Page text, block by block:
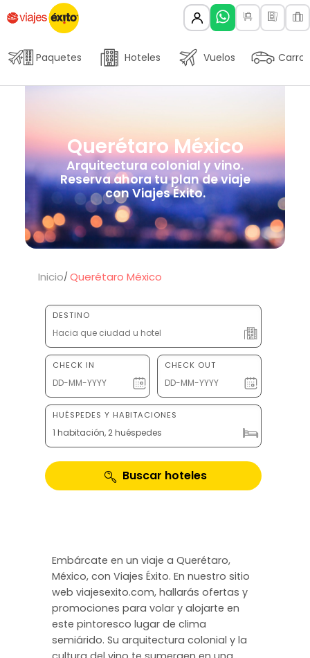
Paquetes Hoteles Vuelos Carros
Querétaro México
Arquitectura colonial y vino.
Reserva ahora tu plan de viaje
con Viajes Éxito.
Inicio Querétaro México
DESTINO
CHECK IN CHECK OUT
HUÉSPEDES Y HABITACIONES
1 habitación, 2 huéspedes
Buscar hoteles
Embárcate en un viaje a Querétaro,
México, con Viajes Éxito. En nuestro sitio
web viajesexito.com, hallarás ofertas y
promociones para volar y alojarte en
este pintoresco lugar de clima
semiárido. Su arquitectura colonial y la